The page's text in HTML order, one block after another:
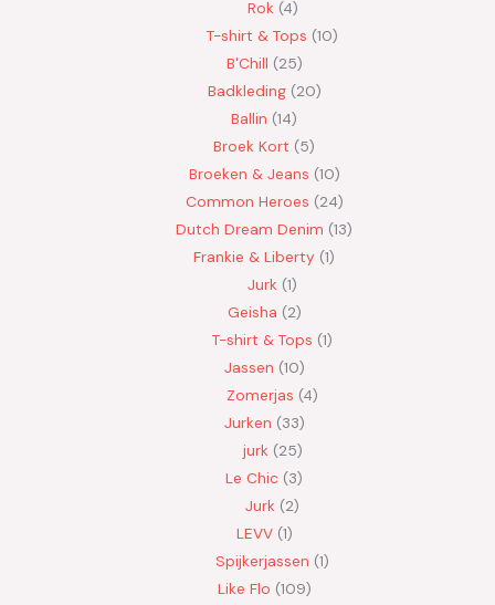
Rok 4
T-shirt & Tops 10
B'Chill 25
Badkleding 20
Ballin 14
Broek Kort 5
Broeken & Jeans 10
Common Heroes 24
Dutch Dream Denim 13
Frankie & Liberty 1
Jurk 1
Geisha 2
T-shirt & Tops 1
Jassen 10
Zomerjas 4
Jurken 33
jurk 25
Le Chic 3
Jurk 2
LEVV 1
Spijkerjassen 1
Like Flo 109